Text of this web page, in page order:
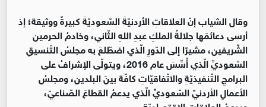
وقال الشياب إنّ العلاقاتِ الأردنيّةَ السّعوديّةَ كبيرةٌ ووثيقة؛ إذ
أرسى دعائمَها جلالةُ الملكِ عبدِ اللهِ الثّاني، وخادمُ الحرمين
الشّريفين، مشيرًا إلى الدّورِ الّذي اضطّلعَ به مجلسُ التّنسيقِ
السّعوديِّ الّذي أُسِّسَ عام 2016، ويتولّى الإشرافُ على
البرامجِ التّنفيذيّةِ والاتّفاقيّاتِ كافّة بينَ البلدين، ومجلسُ
الأعمالِ الأردنيِّ السّعوديِّ الّذي يدعمُ القطاعَ الصّناعيّ،